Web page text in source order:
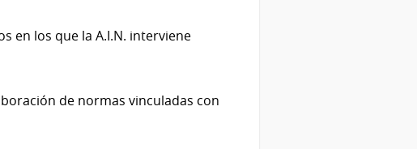
en los que la A.I.N. interviene
de normas vinculadas con